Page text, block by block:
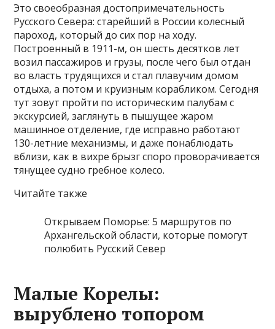
Это своеобразная достопримечательность
Русского Севера: старейший в России колесный
пароход, который до сих пор на ходу.
Построенный в 1911-м, он шесть десятков лет
возил пассажиров и грузы, после чего был отдан
во власть трудящихся и стал плавучим домом
отдыха, а потом и круизным корабликом. Сегодня
тут зовут пройти по историческим палубам с
экскурсией, заглянуть в пышущее жаром
машинное отделение, где исправно работают
130-летние механизмы, и даже понаблюдать
вблизи, как в вихре брызг споро проворачивается
тянущее судно гребное колесо.
Читайте также
Открываем Поморье: 5 маршрутов по
Архангельской области, которые помогут
полюбить Русский Север
Малые Корелы:
вырублено топором